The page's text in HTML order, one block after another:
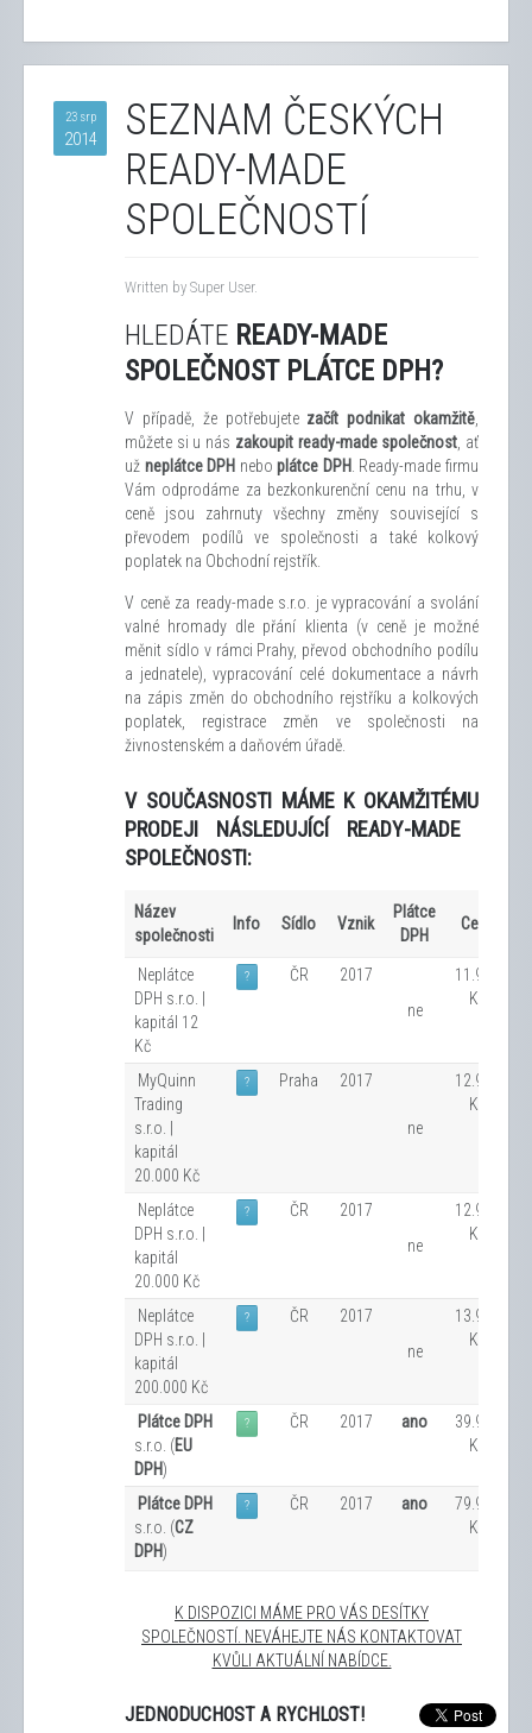
23 srp
2014
SEZNAM ČESKÝCH
READY-MADE
SPOLEČNOSTÍ
Written by Super User.
HLEDÁTE READY-MADE
SPOLEČNOST PLÁTCE DPH?
V případě, že potřebujete začít podnikat okamžitě,
můžete si u nás zakoupit ready-made ​​společnost, ať
už neplátce DPH neboplátce DPH. Ready-made ​​firmu
Vám odprodáme za bezkonkurenční cenu na trhu, v
ceně jsou zahrnuty všechny změny související s
převodem podílů ve společnosti a také kolkový
poplatek na Obchodní rejstřík.
V ceně za ready-made ​​s.r.o. je vypracování a svolání
valné hromady dle přání klienta (v ceně je možné
měnit sídlo v rámci Prahy, převod obchodního podílu
a jednatele), vypracování celé dokumentace a návrh
na zápis změn do obchodního rejstříku a kolkových
poplatek, registrace změn ve společnosti na
živnostenském a daňovém úřadě.
V SOUČASNOSTI MÁME K OKAMŽITÉMU
PRODEJI
NÁSLEDUJÍCÍ READY-MADE
SPOLEČNOSTI:
Název
společnosti
Info Sídlo Vznik
Plátce
DPH
Cena
Neplátce
DPH s.r.o. |
kapitál 12
Kč
? ČR
2017
ne
11.900
Kč
MyQuinn
Trading
s.r.o. |
kapitál
20.000 Kč
? Praha 2017
ne
12.900
Kč
Neplátce
DPH s.r.o. |
kapitál
20.000 Kč
? ČR
2017
ne
12.900
Kč
Neplátce
DPH s.r.o. |
kapitál
200.000 Kč
? ČR
2017
ne
13.900
Kč
Plátce DPH
s.r.o. (EU
DPH)
? ČR 2017 ano
39.900
Kč
Plátce DPH
s.r.o. (CZ
DPH)
? ČR 2017 ano
79.900
Kč
K DISPOZICI MÁME PRO VÁS DESÍTKY
SPOLEČNOSTÍ. NEVÁHEJTE NÁS KONTAKTOVAT
KVŮLI AKTUÁLNÍ NABÍDCE.
JEDNODUCHOST A RYCHLOST!